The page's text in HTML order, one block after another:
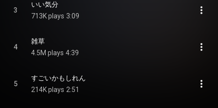
3
いい気分
713K plays 3:09
4
雑草
4.5M plays 4:39
5
すごいかもしれん
214K plays 2:51